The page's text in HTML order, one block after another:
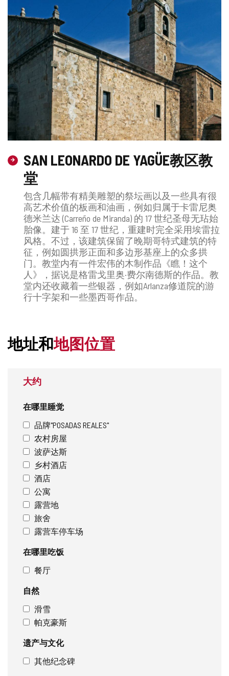
SAN LEONARDO DE YAGÜE教区教
堂
包含几幅带有精美雕塑的祭坛画以及一些具有很
高艺术价值的板画和油画，例如归属于卡雷尼奥
德米兰达 (Carreño de Miranda) 的 17 世纪圣母无玷始
胎像。建于 16 至 17 世纪，重建时完全采用埃雷拉
风格。不过，该建筑保留了晚期哥特式建筑的特
征，例如圆拱形正面和多边形基座上的众多拱
门。教堂内有一件宏伟的木制作品《瞧！这个
人》，据说是格雷戈里奥·费尔南德斯的作品。教
堂内还收藏着一些银器，例如Arlanza修道院的游
行十字架和一些墨西哥作品。
地址和地图位置
大约
在哪里睡觉
品牌"POSADAS REALES"
农村房屋
波萨达斯
乡村酒店
酒店
公寓
露营地
旅舍
露营车停车场
在哪里吃饭
餐厅
自然
滑雪
帕克豪斯
遗产与文化
其他纪念碑